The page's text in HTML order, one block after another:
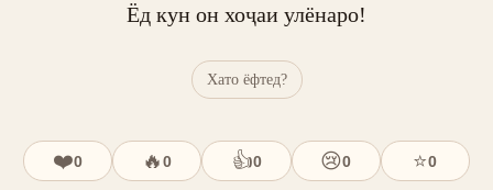
Ёд кун он хоҷаи улёнаро!
Хато ёфтед?
❤️0 🔥0 👍0 😢0 ⭐0